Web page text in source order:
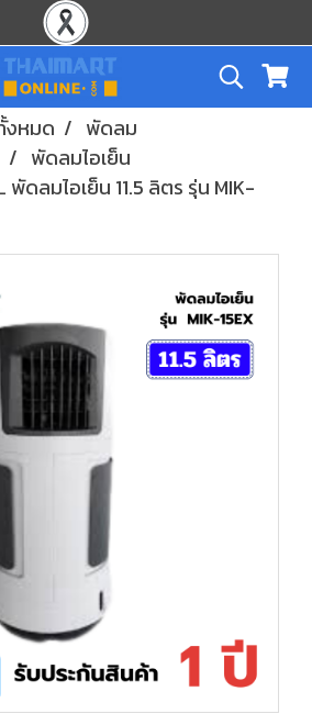
งหมด
พัดลม
พัดลมไอเย็น
พัดลมไอเย็น 11.5 ลิตร รุ่น MIK-